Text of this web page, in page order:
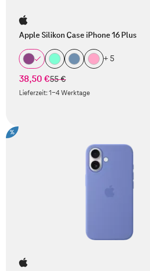
Apple Silikon Case iPhone 16 Plus
+ 5
38,50 €statt
55 €
Lieferzeit:1-4 Werktage
%